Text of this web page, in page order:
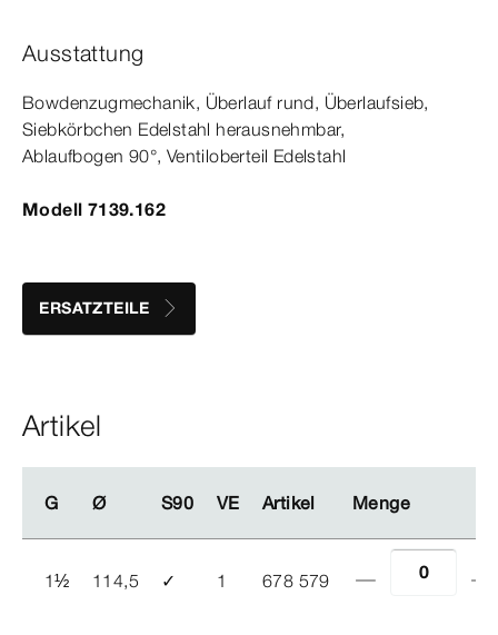
Ausstattung
Bowdenzugmechanik, Überlauf rund, Überlaufsieb,
Siebkörbchen Edelstahl herausnehmbar,
Ablaufbogen 90°, Ventiloberteil Edelstahl
Modell 7139.162
ERSATZTEILE
Artikel
G Ø S90 VE Artikel Menge
G Ø S90 VE Artikel Menge
1½ 114,5 ✓ 1 678 579